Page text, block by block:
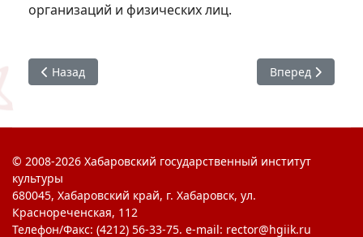
организаций и физических лиц.
Предыдущий: Группа в ВК Центра карьеры
Назад Следующий:
Вперед
© 2008-2026 Хабаровский государственный институт
культуры
680045, Хабаровский край, г. Хабаровск, ул.
Краснореченская, 112
Телефон/Факс: (4212) 56-33-75. e-mail: rector@hgiik.ru